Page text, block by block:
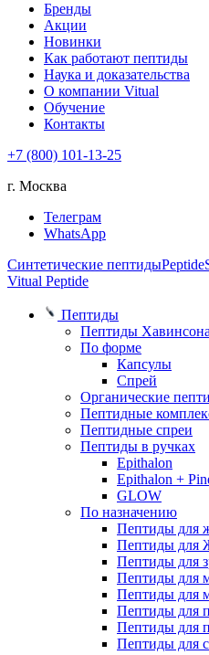
Бренды
Акции
Новинки
Как работают пептиды
Наука и доказательства
О компании Vitual
Обучение
Контакты
+7 (800) 101-13-25
г. Москва
Телеграм
WhatsApp
Синтетические пептиды
Vitual Peptide
Пептиды
Пептиды
По форме
Капсулы
Спрей
Органические
Пептидные
Пептидные спреи
Пептиды в ручках
Epithalon
Epithalon +
GLOW
По назначению
Пептиды для
Пептиды для
Пептиды для
Пептиды для
Пептиды для
Пептиды для
Пептиды для
Пептиды для